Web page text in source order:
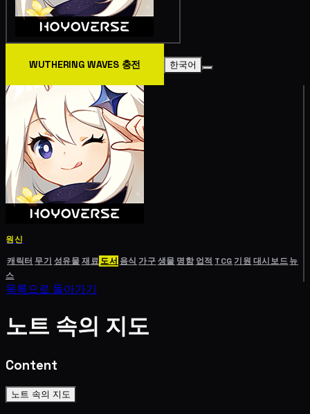
WUTHERING WAVES 충전 한국어
원신
캐릭터 무기 성유물재료도서 음식 가구생물 명함 업적 TCG기원 대시보드뉴
스
목록으로 돌아가기
노트 속의 지도
Content
노트 속의 지도